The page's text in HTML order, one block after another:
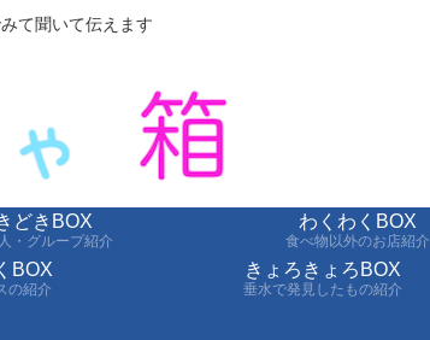
て聞いて伝えます
どきBOX
・グループ紹介
わくわくBOX
食べ物以外のお店紹介
BOX
の紹介
きょろきょろBOX
垂水で発見したもの紹介